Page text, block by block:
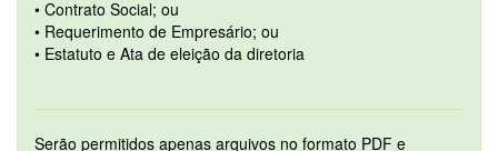
• Contrato Social; ou
• Requerimento de Empresário; ou
• Estatuto e Ata de eleição da diretoria
Serão permitidos apenas arquivos no formato PDF e